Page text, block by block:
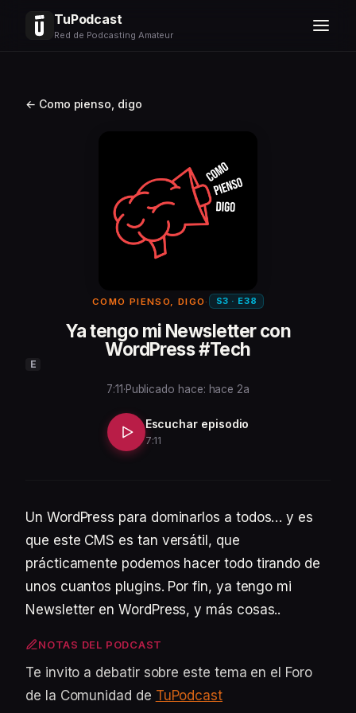
TuPodcast
Red de Podcasting Amateur
← Como pienso, digo
COMO PIENSO, DIGO · S3 · E38
Ya tengo mi Newsletter con
WordPress #Tech
E
7:11·Publicado hace: hace 2a
Escuchar episodio
7:11
Un WordPress para dominarlos a todos… y es
que este CMS es tan versátil, que
prácticamente podemos hacer todo tirando de
unos cuantos plugins. Por fin, ya tengo mi
Newsletter en WordPress, y más cosas..
NOTAS DEL PODCAST
Te invito a debatir sobre este tema en el Foro
de la Comunidad de TuPodcast